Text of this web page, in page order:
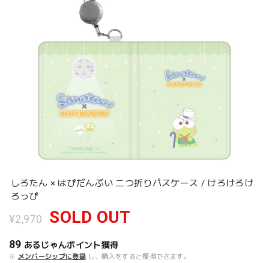
しろたん × はぴだんぶい 二つ折りパスケース / けろけろけ
ろっぴ
¥2,970 SOLD OUT
89 あるじゃんポイント獲得
※ メンバーシップに登録 し、購入をすると獲得できます。